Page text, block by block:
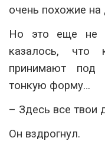
очень похожие
Но это еще не
казалось, что
принимают
тонкую форму…
– Здесь все твои
Он вздрогнул.